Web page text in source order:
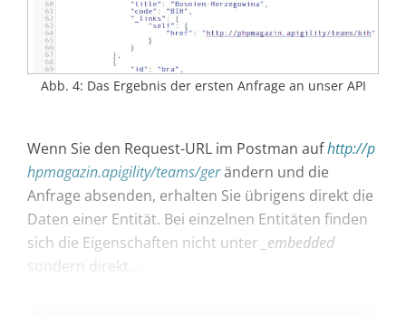
Abb. 4: Das Ergebnis der ersten Anfrage an unser API
Wenn Sie den Request-URL im Postman aufhttp://p
hpmagazin.apigility/teams/gerändern und die
Anfrage absenden, erhalten Sie übrigens direkt die
Daten einer Entität. Bei einzelnen Entitäten finden
sich die Eigenschaften nicht unter _embedded
sondern direkt...